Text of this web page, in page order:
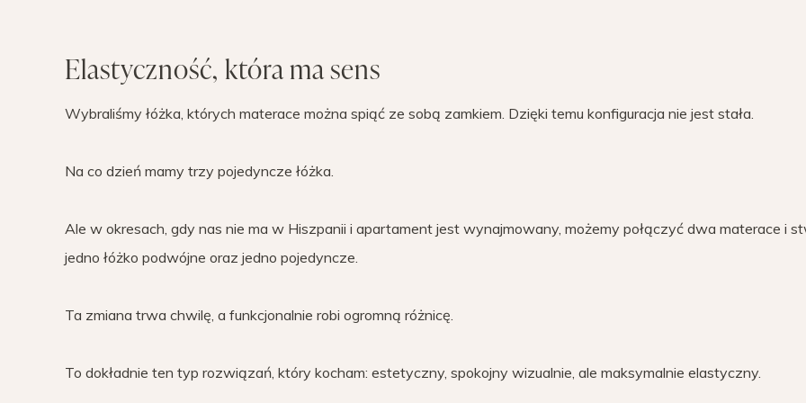
Elastyczność, która ma sens
Wybraliśmy łóżka, których materace można spiąć ze sobą zamkiem. Dzięki temu konfiguracja nie jest stała.
Na co dzień mamy trzy pojedyncze łóżka.
Ale w okresach, gdy nas nie ma w Hiszpanii i apartament jest wynajmowany, możemy połączyć dwa materace i
jedno łóżko podwójne oraz jedno pojedyncze.
Ta zmiana trwa chwilę, a funkcjonalnie robi ogromną różnicę.
To dokładnie ten typ rozwiązań, który kocham: estetyczny, spokojny wizualnie, ale maksymalnie elastyczny.